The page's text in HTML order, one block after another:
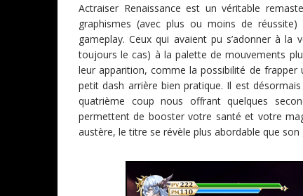
Actraiser Renaissance est un véritable
graphismes (avec plus ou moins de
gameplay. Ceux qui avaient pu s’adonner à la
toujours le cas) à la palette de mouvements
leur apparition, comme la possibilité de frapper
petit dash arrière bien pratique. Il est
quatrième coup nous offrant quelques
permettent de booster votre santé et votre
austère, le titre se révèle plus abordable que son